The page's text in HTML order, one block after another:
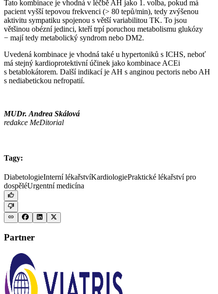
Tato kombinace je vhodná v léčbě AH jako 1. volba, pokud má
pacient vyšší tepovou frekvenci (> 80 tepů⁠/⁠min), tedy zvýšenou
aktivitu sympatiku spojenou s větší variabilitou TK. To jsou
většinou obézní jedinci, kteří trpí poruchou metabolismu glukózy
−⁠ mají tedy metabolický syndrom nebo DM2.
Uvedená kombinace je vhodná také u hypertoniků s ICHS, neboť
má stejný kardioprotektivní účinek jako kombinace ACEi
s betablokátorem. Další indikací je AH s anginou pectoris nebo AH
s nediabetickou nefropatií.
MUDr. Andrea Skálová
redakce MeDitorial
Tagy:
DiabetologieInterní lékařstvíKardiologiePraktické lékařství pro
dospěléUrgentní medicína
Partner